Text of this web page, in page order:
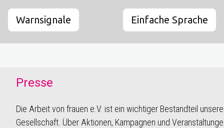
Warnsignale Einfache Sprache
Presse
Die Arbeit von frauen e.V. ist ein wichtiger Bestandteil
Gesellschaft. Über Aktionen, Kampagnen und